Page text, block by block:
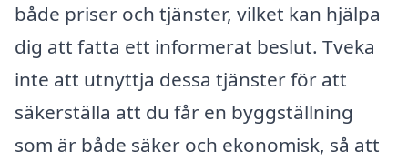
både priser och tjänster, vilket kan hjälpa
dig att fatta ett informerat beslut. Tveka
inte att utnyttja dessa tjänster för att
säkerställa att du får en byggställning
som är både säker och ekonomisk, så att